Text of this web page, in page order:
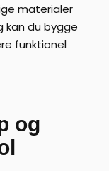
materialer
du bygge
funktionel
og